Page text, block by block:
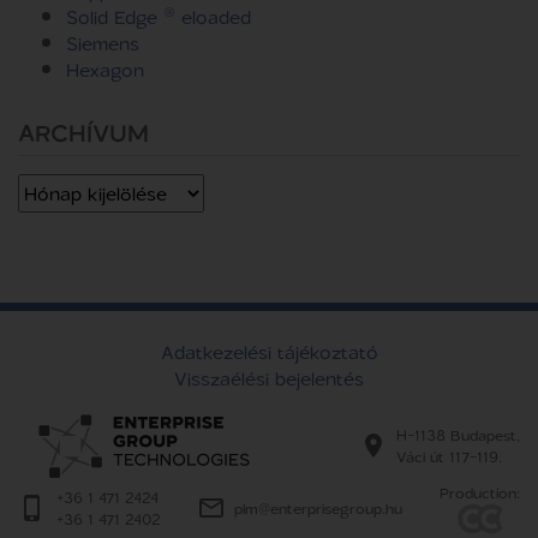
Solid Edge ® eloaded
Siemens
Hexagon
ARCHÍVUM
Archívum
Adatkezelési tájékoztató
Visszaélési bejelentés
H-1138 Budapest,
Váci út 117-119.
+36 1 471 2424
+36 1 471 2402
plm@enterprisegroup.hu
Production: